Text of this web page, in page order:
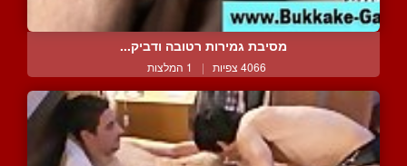
מסיבת גמירות רטובה ודביק...
4066 צפיות | 1 המלצות